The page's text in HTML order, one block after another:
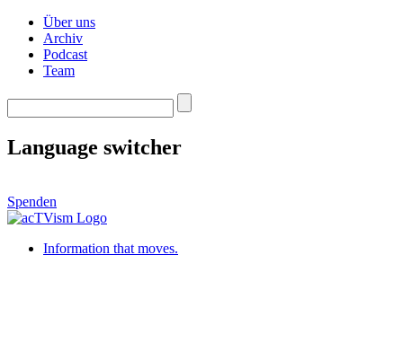
Über uns
Archiv
Podcast
Team
Language switcher
Spenden
Information that moves.